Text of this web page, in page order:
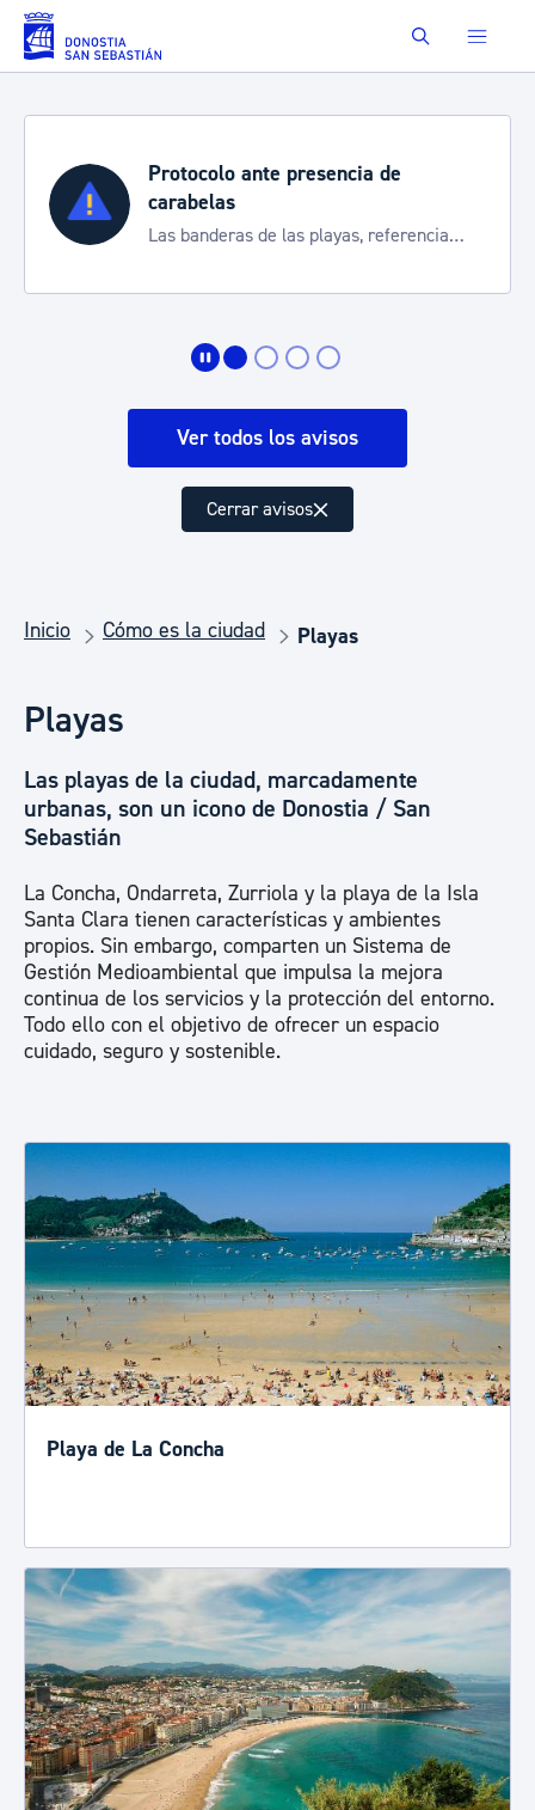
Saltar al contenido principal Buscar
Semana Grande 2026
Cortes de tráfico y servicios
de transporte
Ver todos los avisos
Cerrar avisos
Inicio Cómo es la ciudad Playas
Playas
Las playas de la ciudad, marcadamente
urbanas, son un icono de Donostia / San
Sebastián
La Concha, Ondarreta, Zurriola y la playa de la Isla
Santa Clara tienen características y ambientes
propios. Sin embargo, comparten un Sistema de
Gestión Medioambiental que impulsa la mejora
continua de los servicios y la protección del entorno.
Todo ello con el objetivo de ofrecer un espacio
cuidado, seguro y sostenible.
Playa de La Concha